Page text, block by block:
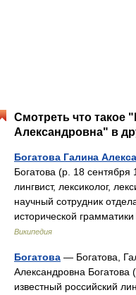
Смотреть что такое
Александровна" в
Богатова Галина
Богатова (р. 18
лингвист, лексиколог,
научный сотрудник
исторической
Википедия
Богатова — Богатова,
Александровна Богатова
известный российский